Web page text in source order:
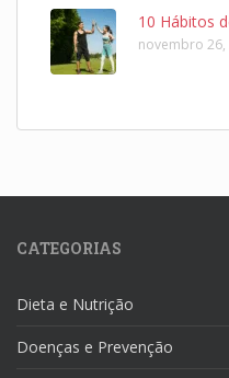
10 Hábitos
novembro 26,
CATEGORIAS
Dieta e Nutrição
Doenças e Prevenção